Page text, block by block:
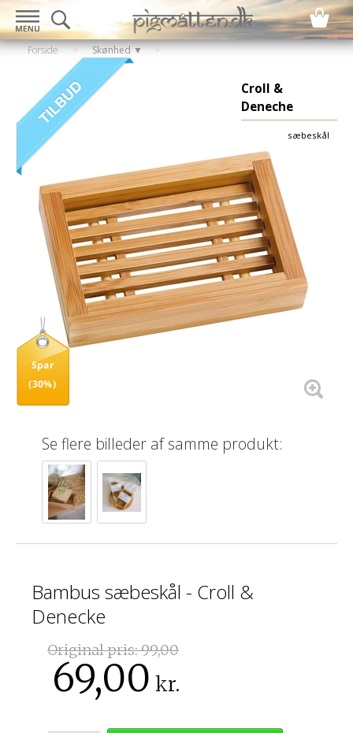
Forside > Skønhed ▼
Croll &
Deneche
sæbeskål
Spar
(30%)
Se flere billeder af samme produkt:
Bambus sæbeskål - Croll &
Denecke
Original pris:99,00
69,00 kr.